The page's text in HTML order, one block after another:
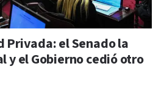
Privada: el Senado la
y el Gobierno cedió otro